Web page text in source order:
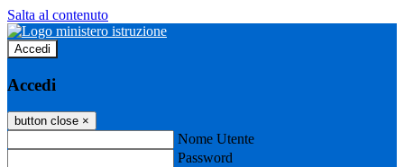
Salta al contenuto
Accedi
Accedi
button close ×
Nome Utente
Password